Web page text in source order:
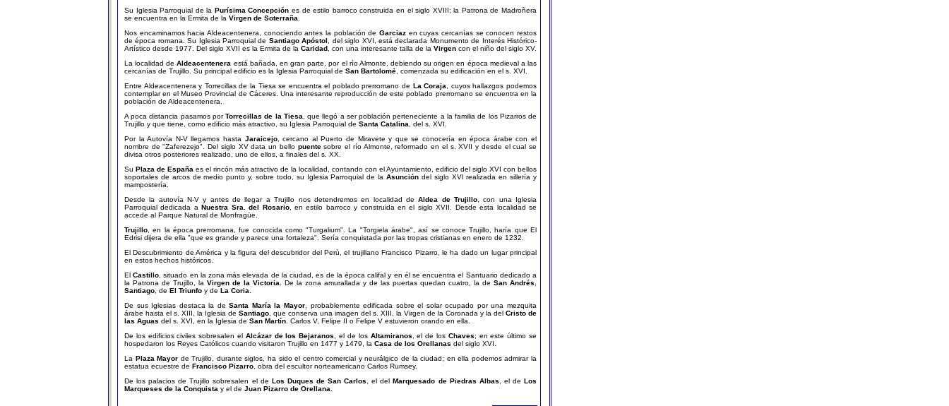
Su Iglesia Parroquial de la Purísima Concepción es de estilo barroco construida en el siglo XVIII; la Patrona de Madroñera
se encuentra en la Ermita de la Virgen de Soterraña
Nos encaminamos hacia Aldeacentenera, conociendo antes la población de Garciaz en cuyas cercanías se conocen restos
de época romana. Su Iglesia Parroquial de Santiago Apóstol
, del siglo XVI, está declarada Monumento de Interés Histórico-
Artístico desde 1977. Del siglo XVII es la Ermita de la Caridad , con una interesante talla de la Virgen con el niño del siglo XV.
La localidad deAldeacentenera está bañada, en gran parte, por el río Almonte, debiendo su origen en época medieval a las
cercanías de Trujillo. Su principal edificio es la Iglesia Parroquial de San Bartolomé , comenzada su edificación en el s. XVI.
Entre Aldeacentenera y Torrecillas de la Tiesa se encuentra el poblado prerromano de La Coraja
, cuyos hallazgos podemos
contemplar en el Museo Provincial de Cáceres. Una interesante reproducción de este poblado prerromano se encuentra en la
población de Aldeacentenera.
A poca distancia pasamos porTorrecillas de la Tiesa , que llegó a ser población perteneciente a la familia de los Pizarros de
Trujillo y que tiene, como edificio más atractivo, su Iglesia Parroquial de Santa Catalina , del s. XVI.
Por la Autovía N-V llegamos hasta Jaraicejo, cercano al Puerto de Miravete y que se conocería en época árabe con el
nombre de "Zaferezejo". Del siglo XV data un bello puentesobre el río Almonte, reformado en el s. XVII y desde el cual se
divisa otros posteriores realizado, uno de ellos, a finales del s. XX.
Su Plaza de España es el rincón más atractivo de la localidad, contando con el Ayuntamiento, edificio del siglo XVI con bellos
soportales de arcos de medio punto y, sobre todo, su Iglesia Parroquial de la Asunción del siglo XVI realizada en sillería y
mampostería.
Desde la autovía N-V y antes de llegar a Trujillo nos detendremos en localidad deAldea de Trujillo, con una Iglesia
Parroquial dedicada aNuestra Sra. del Rosario, en estilo barroco y construida en el siglo XVII. Desde esta localidad se
accede al Parque Natural de Monfragüe.
Trujillo , en la época prerromana, fue conocida como "Turgalium". La "Torgiela árabe", así se conoce Trujillo, haría que El
Edrisi dijera de ella "que es grande y parece una fortaleza". Sería conquistada por las tropas cristianas en enero de 1232.
El Descubrimiento de América y la figura del descubridor del Perú, el trujillano Francisco Pizarro, le ha dado un lugar principal
en estos hechos históricos.
ElCastillo , situado en la zona más elevada de la ciudad, es de la época califal y en él se encuentra el Santuario dedicado a
la Patrona de Trujillo, la Virgen de la Victoria . De la zona amurallada y de las puertas quedan cuatro, la de San Andrés
Santiago , de El Triunfo y de La Coria
De sus Iglesias destaca la deSanta María la Mayor , probablemente edificada sobre el solar ocupado por una mezquita
árabe hasta el s. XIII, la Iglesia de Santiago , que conserva una imagen del s. XIII, la Virgen de la Coronada y la del Cristo de
las Aguas del s. XVI, en la Iglesia de San Martín . Carlos V, Felipe II o Felipe V estuvieron orando en ella.
De los edificios civiles sobresalen el Alcázar de los Bejaranos , el de los Altamiranos , el de los Chaves; en este último se
hospedaron los Reyes Católicos cuando visitaron Trujillo en 1477 y 1479, la Casa de los Orellanas del siglo XVI.
La Plaza Mayor de Trujillo, durante siglos, ha sido el centro comercial y neurálgico de la ciudad; en ella podemos admirar la
estatua ecuestre de Francisco Pizarro , obra del escultor norteamericano Carlos Rumsey.
De los palacios de Trujillo sobresalen el de Los Duques de San Carlos , el delMarquesado de Piedras Albas , el deLos
Marqueses de la Conquista y el de Juan Pizarro de Orellana